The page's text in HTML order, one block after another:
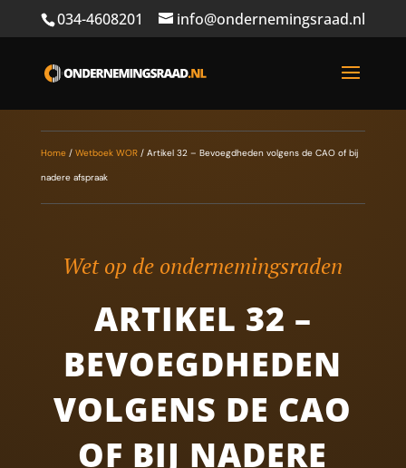
034-4608201 info@ondernemingsraad.nl
Home/ Wetboek WOR/ Artikel 32 – Bevoegdheden volgens de CAO of bij
nadere afspraak
Wet op de ondernemingsraden
ARTIKEL 32 –
BEVOEGDHEDEN
VOLGENS DE CAO
OF BIJ NADERE